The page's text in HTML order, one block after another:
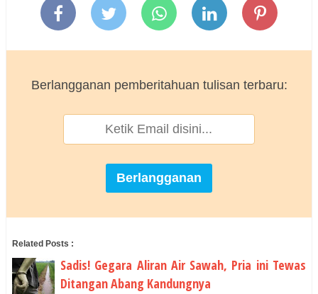
Berlangganan pemberitahuan tulisan terbaru:
Related Posts :
Sadis! Gegara Aliran Air Sawah, Pria ini Tewas
Ditangan Abang Kandungnya